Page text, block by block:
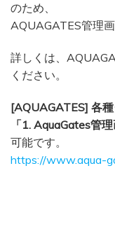
のため、
AQUAGATES管理
詳しくは、
ください。
[AQUAGATES] 各
「1. AquaGates管
可能です。
https://www.aqua-